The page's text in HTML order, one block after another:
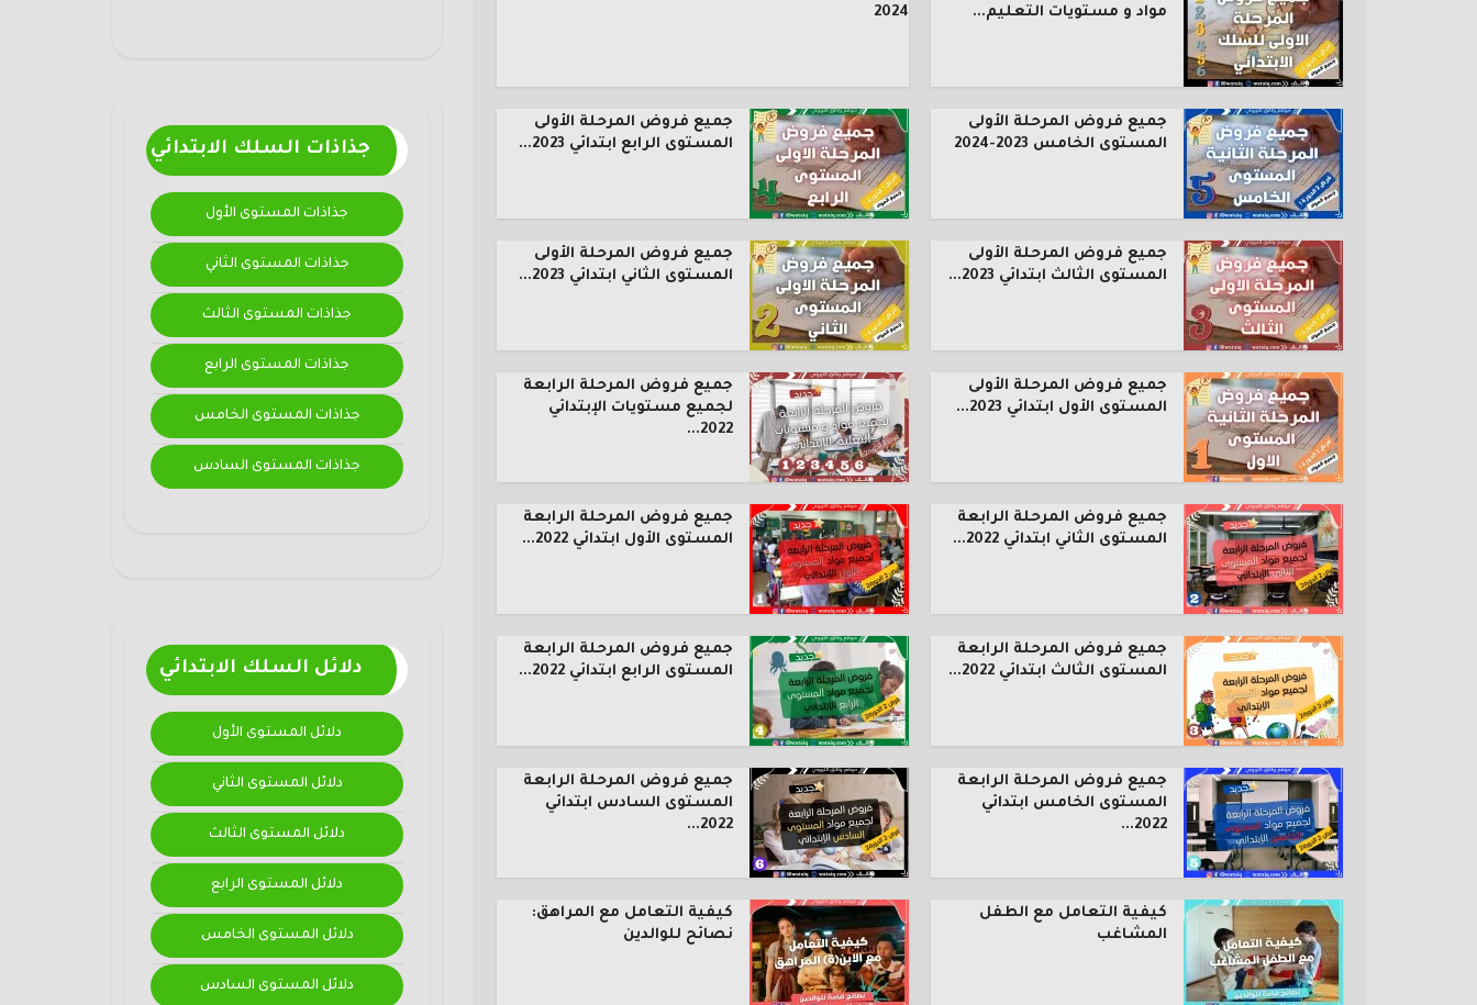
جذاذات السلك الابتدائي
جذاذات المستوى الأول
جذاذات المستوى الثاني
جذاذات المستوى الثالث
جذاذات المستوى الرابع
جذاذات المستوى الخامس
جذاذات المستوى السادس
دلائل السلك الابتدائي
دلائل المستوى الأول
دلائل المستوى الثاني
دلائل المستوى الثالث
دلائل المستوى الرابع
دلائل المستوى الخامس
دلائل المستوى السادس
مواد و مستويات التعليم...
2024
جميع فروض المرحلة الأولى
المستوى الخامس 2023-2024
جميع فروض المرحلة الأولى
المستوى الرابع ابتدائي 2023...
جميع فروض المرحلة الأولى
المستوى الثالث ابتدائي 2023...
جميع فروض المرحلة الأولى
المستوى الثاني ابتدائي 2023...
جميع فروض المرحلة الأولى
المستوى الأول ابتدائي 2023...
جميع فروض المرحلة الرابعة
لجميع مستويات الإبتدائي
2022...
جميع فروض المرحلة الرابعة
المستوى الثاني ابتدائي 2022...
جميع فروض المرحلة الرابعة
المستوى الأول ابتدائي 2022...
جميع فروض المرحلة الرابعة
المستوى الثالث ابتدائي 2022...
جميع فروض المرحلة الرابعة
المستوى الرابع ابتدائي 2022...
جميع فروض المرحلة الرابعة
المستوى الخامس ابتدائي
2022...
جميع فروض المرحلة الرابعة
المستوى السادس ابتدائي
2022...
كيفية التعامل مع الطفل
المشاغب
كيفية التعامل مع المراهق:
نصائح للوالدين